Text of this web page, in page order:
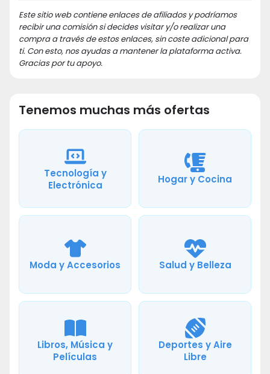
Este sitio web contiene enlaces de afiliados y podríamos
recibir una comisión si decides visitar y/o realizar una
compra a través de estos enlaces, sin coste adicional para
ti. Con esto, nos ayudas a mantener la plataforma activa.
Gracias por tu apoyo.
Tenemos muchas más ofertas
Tecnología y
Electrónica
Hogar y Cocina
Moda y Accesorios Salud y Belleza
Libros, Música y
Películas
Deportes y Aire
Libre